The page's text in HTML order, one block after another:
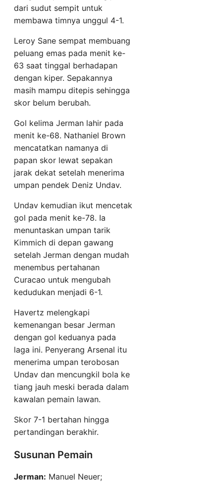
dari sudut sempit untuk
membawa timnya unggul 4-1.
Leroy Sane sempat membuang
peluang emas pada menit ke-
63 saat tinggal berhadapan
dengan kiper. Sepakannya
masih mampu ditepis sehingga
skor belum berubah.
Gol kelima Jerman lahir pada
menit ke-68. Nathaniel Brown
mencatatkan namanya di
papan skor lewat sepakan
jarak dekat setelah menerima
umpan pendek Deniz Undav.
Undav kemudian ikut mencetak
gol pada menit ke-78. Ia
menuntaskan umpan tarik
Kimmich di depan gawang
setelah Jerman dengan mudah
menembus pertahanan
Curacao untuk mengubah
kedudukan menjadi 6-1.
Havertz melengkapi
kemenangan besar Jerman
dengan gol keduanya pada
laga ini. Penyerang Arsenal itu
menerima umpan terobosan
Undav dan mencungkil bola ke
tiang jauh meski berada dalam
kawalan pemain lawan.
Skor 7-1 bertahan hingga
pertandingan berakhir.
Susunan Pemain
Jerman: Manuel Neuer;